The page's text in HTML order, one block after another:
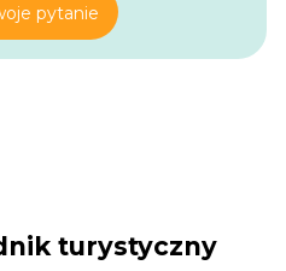
do spokojnego alpejskiego
lasami i wyniosłymi
pytanie
turystyczny